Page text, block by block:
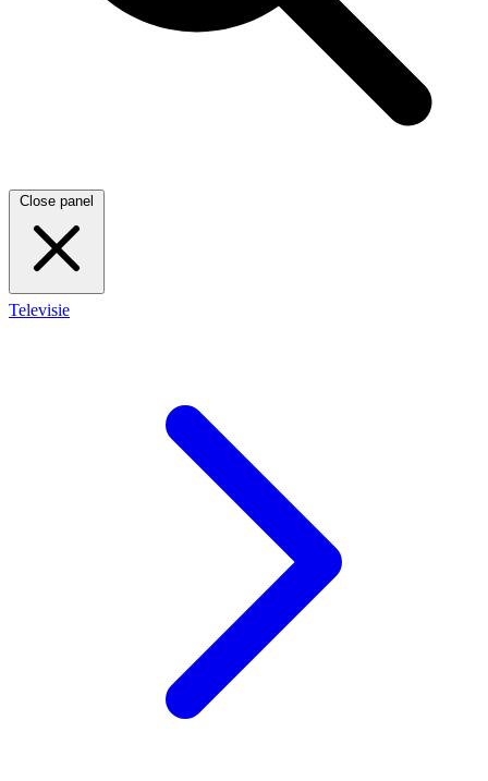
Close panel
Televisie